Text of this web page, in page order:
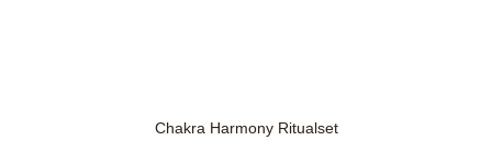
Chakra Harmony Ritualset